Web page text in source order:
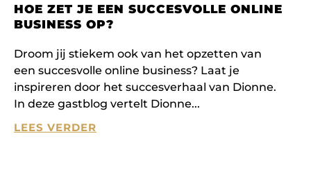
HOE ZET JE EEN SUCCESVOLLE ONLINE
BUSINESS OP?
Droom jij stiekem ook van het opzetten van
een succesvolle online business? Laat je
inspireren door het succesverhaal van Dionne.
In deze gastblog vertelt Dionne
LEES VERDER